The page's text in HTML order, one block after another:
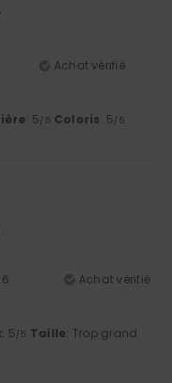
Achat vérifié
: 5/5 Coloris: 5/5
Achat vérifié
: 5/5 Taille: Trop grand